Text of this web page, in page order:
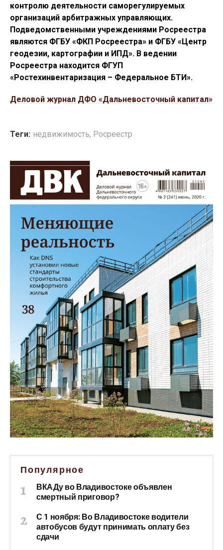
контролю деятельности саморегулируемых
организаций арбитражных управляющих.
Подведомственными учреждениями Росреестра
являются ФГБУ «ФКП Росреестра» и ФГБУ «Центр
геодезии, картографии и ИПД». В ведении
Росреестра находится ФГУП
«Ростехинвентаризация – Федеральное БТИ».
Деловой журнал ДФО «Дальневосточный капитал»
Теги: недвижимость, Росреестр
Популярное
ВКАДу во Владивостоке объявлен
смертный приговор?
С 1 ноября: Во Владивостоке водители
автобусов будут принимать оплату без
сдачи